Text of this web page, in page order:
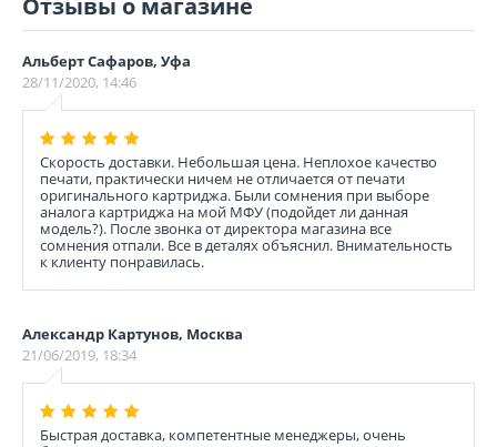
Отзывы о магазине
Альберт Сафаров, Уфа
28/11/2020, 14:46
Скорость доставки. Небольшая цена. Неплохое качество
печати, практически ничем не отличается от печати
оригинального картриджа. Были сомнения при выборе
аналога картриджа на мой МФУ (подойдет ли данная
модель?). После звонка от директора магазина все
сомнения отпали. Все в деталях объяснил. Внимательность
к клиенту понравилась.
Александр Картунов, Москва
21/06/2019, 18:34
Быстрая доставка, компетентные менеджеры, очень